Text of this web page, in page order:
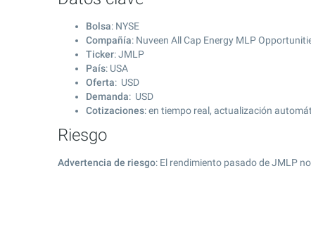
Bolsa: NYSE
Compañía: Nuveen All Cap Energy MLP
Ticker: JMLP
País: USA
Oferta: USD
Demanda: USD
Cotizaciones: en tiempo real, actualización
Riesgo
Advertencia de riesgo: El rendimiento pasado de JMLP